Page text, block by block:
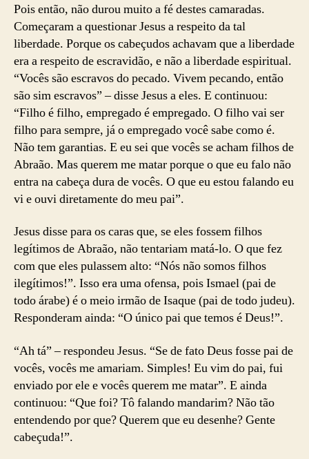
Pois então, não durou muito a fé destes camaradas.
Começaram a questionar Jesus a respeito da tal
liberdade. Porque os cabeçudos achavam que a liberdade
era a respeito de escravidão, e não a liberdade espiritual.
“Vocês são escravos do pecado. Vivem pecando, então
são sim escravos” – disse Jesus a eles. E continuou:
“Filho é filho, empregado é empregado. O filho vai ser
filho para sempre, já o empregado você sabe como é.
Não tem garantias. E eu sei que vocês se acham filhos de
Abraão. Mas querem me matar porque o que eu falo não
entra na cabeça dura de vocês. O que eu estou falando eu
vi e ouvi diretamente do meu pai”.
Jesus disse para os caras que, se eles fossem filhos
legítimos de Abraão, não tentariam matá-lo. O que fez
com que eles pulassem alto: “Nós não somos filhos
ilegítimos!”. Isso era uma ofensa, pois Ismael (pai de
todo árabe) é o meio irmão de Isaque (pai de todo judeu).
Responderam ainda: “O único pai que temos é Deus!”.
“Ah tá” – respondeu Jesus. “Se de fato Deus fosse pai de
vocês, vocês me amariam. Simples! Eu vim do pai, fui
enviado por ele e vocês querem me matar”. E ainda
continuou: “Que foi? Tô falando mandarim? Não tão
entendendo por que? Querem que eu desenhe? Gente
cabeçuda!”.